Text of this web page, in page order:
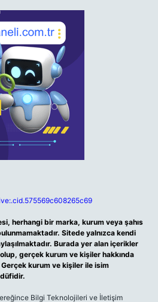
herhangi bir marka, kurum veya şahıs
Sitede yalnızca kendi
Burada yer alan içerikler
gerçek kurum ve kişiler hakkında
Gerçek kurum ve kişiler ile isim
Bilgi Teknolojileri ve İletişim